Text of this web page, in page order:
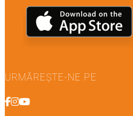
URMĂREȘTE-NE PE